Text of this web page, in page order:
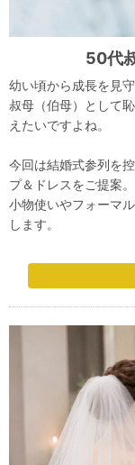
50代
幼い頃から成長を見
叔母（伯母）として
えたいですよね。
今回は結婚式参列を
プ＆ドレスをご提案。
小物使いやフォーマ
します。